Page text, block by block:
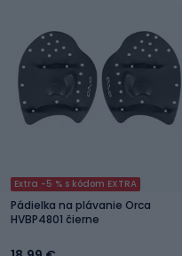
Extra -5 % s kódom EXTRA
Pádielka na plávanie Orca
HVBP4801 čierne